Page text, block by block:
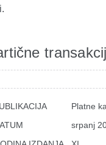
Platne
srpanj